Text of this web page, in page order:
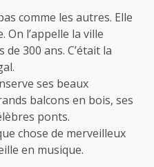
comme les autres. Elle
On l’appelle la ville
300 ans. C’était la
ses beaux
balcons en bois, ses
ponts.
chose de merveilleux
en musique.